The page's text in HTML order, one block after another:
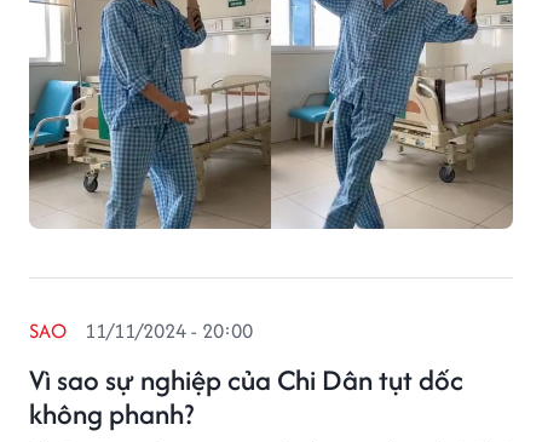
Vì sao sự nghiệp của Chi Dân tụt dốc
không phanh?
SAO 11/11/2024 - 20:00